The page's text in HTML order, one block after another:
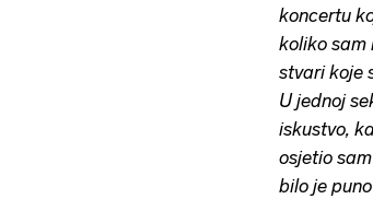
koncertu
koliko sam
stvari koje
U jednoj
iskustvo,
osjetio
bilo je